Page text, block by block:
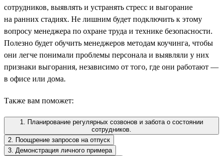
сотрудников, выявлять и устранять стресс и выгорание
на ранних стадиях. Не лишним будет подключить к этому
вопросу менеджера по охране труда и технике безопасности.
Полезно будет обучить менеджеров методам коучинга, чтобы
они легче понимали проблемы персонала и выявляли у них
признаки выгорания, независимо от того, где они работают —
в офисе или дома.
Также вам поможет:
1. Планирование регулярных созвонов и забота о состоянии
сотрудников.
2. Поощрение запросов на отпуск
3. Демонстрация личного примера